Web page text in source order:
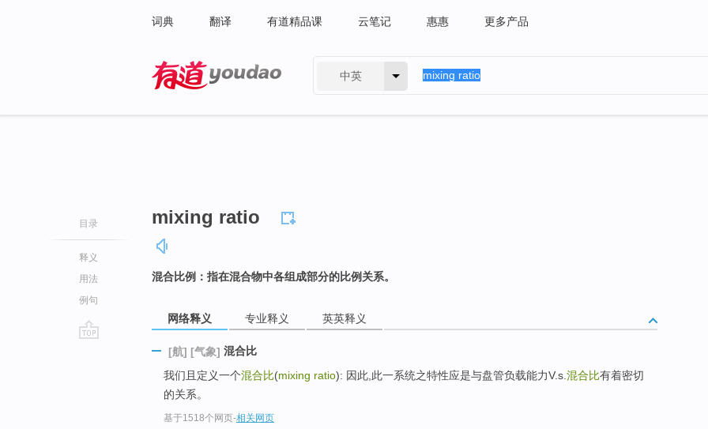
词典 翻译 有道精品课 云笔记 惠惠 更多产品
中英
目录
释义
用法
例句
mixing ratio
混合比例：指在混合物中各组成部分的比例关系。
网络释义 专业释义 英英释义
[航] [气象] 混合比
我们且定义一个混合比(mixing ratio): 因此,此一系统之特性应是与盘管负载能力V.s. 混合比有着密切
的关系。
基于1518个网页-相关网页